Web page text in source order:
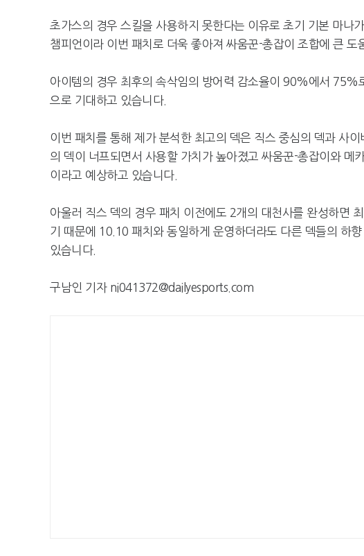
초가스의 경우 스킬을 사용하지 못한다는 이유로 초기 기본 마나
챔피언이라 이번 패치로 더욱 좋아져 싸움꾼-총잡이 조합에 큰 도
아이템의 경우 최후의 속삭임의 방어력 감소율이 90%에서 75%
으로 기대하고 있습니다.
이번 패치를 통해 제가 분석한 최고의 덱은 직스 중심의 덱과 사
의 덱이 너프되면서 사용할 가치가 높아졌고 싸움꾼-총잡이와 메
이라고 예상하고 있습니다.
아울러 직스 덱의 경우 패치 이전에도 2개의 대천사를 완성하면
기 때문에 10.10 패치와 동일하게 운영하더라도 다른 덱들의 하
있습니다.
구남인 기자 ni041372@dailyesports.com